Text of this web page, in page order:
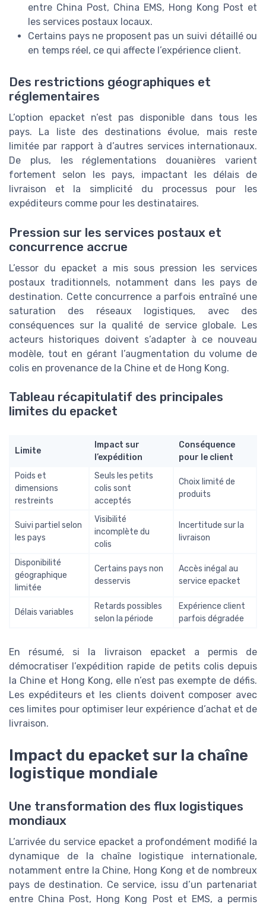
entre China Post, China EMS, Hong Kong Post et
les services postaux locaux.
Certains pays ne proposent pas un suivi détaillé ou
en temps réel, ce qui affecte l’expérience client.
Des restrictions géographiques et
réglementaires
L’option epacket n’est pas disponible dans tous les
pays. La liste des destinations évolue, mais reste
limitée par rapport à d’autres services internationaux.
De plus, les réglementations douanières varient
fortement selon les pays, impactant les délais de
livraison et la simplicité du processus pour les
expéditeurs comme pour les destinataires.
Pression sur les services postaux et
concurrence accrue
L’essor du epacket a mis sous pression les services
postaux traditionnels, notamment dans les pays de
destination. Cette concurrence a parfois entraîné une
saturation des réseaux logistiques, avec des
conséquences sur la qualité de service globale. Les
acteurs historiques doivent s’adapter à ce nouveau
modèle, tout en gérant l’augmentation du volume de
colis en provenance de la Chine et de Hong Kong.
Tableau récapitulatif des principales
limites du epacket
Limite
Impact sur
l’expédition
Conséquence
pour le client
Poids et
dimensions
restreints
Seuls les petits
colis sont
acceptés
Choix limité de
produits
Suivi partiel selon
les pays
Visibilité
incomplète du
colis
Incertitude sur la
livraison
Disponibilité
géographique
limitée
Certains pays non
desservis
Accès inégal au
service epacket
Délais variables
Retards possibles
selon la période
Expérience client
parfois dégradée
En résumé, si la livraison epacket a permis de
démocratiser l’expédition rapide de petits colis depuis
la Chine et Hong Kong, elle n’est pas exempte de défis.
Les expéditeurs et les clients doivent composer avec
ces limites pour optimiser leur expérience d’achat et de
livraison.
Impact du epacket sur la chaîne
logistique mondiale
Une transformation des flux logistiques
mondiaux
L’arrivée du service epacket a profondément modifié la
dynamique de la chaîne logistique internationale,
notamment entre la Chine, Hong Kong et de nombreux
pays de destination. Ce service, issu d’un partenariat
entre China Post, Hong Kong Post et EMS, a permis